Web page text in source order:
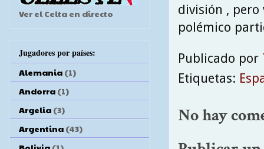
división ,
polémico
Publicado por
Etiquetas:
No hay
Ver el Celta en directo
Jugadores por países:
Alemania (1)
Andorra (1)
Argelia (3)
Argentina (43)